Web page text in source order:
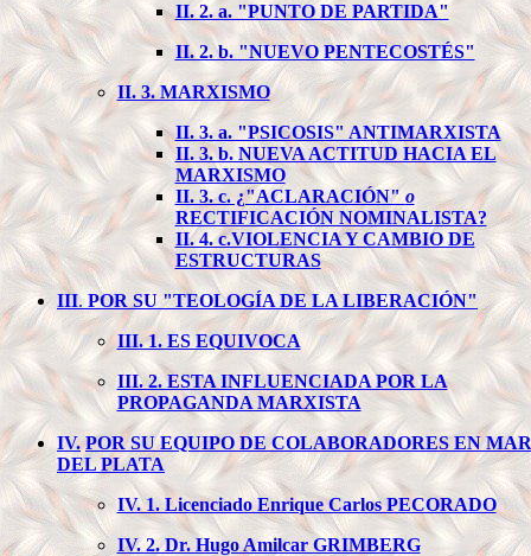
II. 2. a. "PUNTO DE PARTIDA"
II. 2. b. "NUEVO PENTECOSTÉS"
II. 3. MARXISMO
II. 3. a. "PSICOSIS" ANTIMARXISTA
II. 3. b. NUEVA ACTITUD HACIA EL
MARXISMO
II. 3. c. ¿"ACLARACIÓN"o
RECTIFICACIÓN NOMINALISTA?
II. 4. c.VIOLENCIA Y CAMBIO DE
ESTRUCTURAS
III. POR SU "TEOLOGÍA DE LA LIBERACIÓN"
III. 1. ES EQUIVOCA
III. 2. ESTA INFLUENCIADA POR LA
PROPAGANDA MARXISTA
IV. POR SU EQUIPO DE COLABORADORES EN MAR
DEL PLATA
IV. 1. Licenciado Enrique Carlos PECORADO
IV. 2. Dr. Hugo Amilcar GRIMBERG